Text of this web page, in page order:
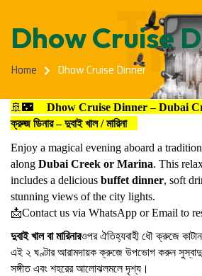
Dhow Cruise
Home Dhow Cruise Dinner
🚢🌃
Dhow Cruise Dinner – Dubai
ক্রুজ ডিনার – দুবাই খাল / মারিনা
Enjoy a magical evening aboard a
along Dubai Creek or Marina. This
includes a delicious buffet dinner, soft
stunning views of the city lights.
📩Contact us via WhatsApp or Email to
দুবাই খাল বা মারিনারওপর ঐতিহ্যবাহী ধৌ ক্রুজে কাটান
এই ২ ঘণ্টার আরামদায়ক ক্রুজে উপভোগ করুন সুস্বাদু
সঙ্গীত এবং শহরের আলোঝলমলে দৃশ্য।